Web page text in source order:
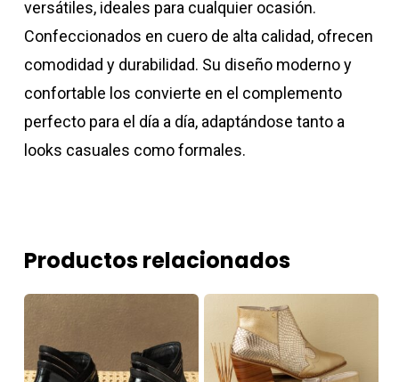
versátiles, ideales para cualquier ocasión.
Confeccionados en cuero de alta calidad, ofrecen
comodidad y durabilidad. Su diseño moderno y
confortable los convierte en el complemento
perfecto para el día a día, adaptándose tanto a
looks casuales como formales.
Productos relacionados